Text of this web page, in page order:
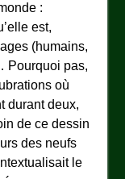
:
est,
(humains,
Pourquoi pas,
où
durant deux,
de ce dessin
des neufs
le